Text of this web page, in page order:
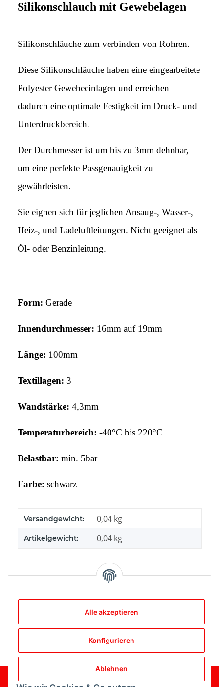
Silikonschlauch mit Gewebelagen
Silikonschläuche zum verbinden von Rohren.
Diese Silikonschläuche haben eine eingearbeitete
Polyester Gewebeeinlagen und erreichen
dadurch eine optimale Festigkeit im Druck- und
Unterdruckbereich.
Der Durchmesser ist um bis zu 3mm dehnbar,
um eine perfekte Passgenauigkeit zu
gewährleisten.
Sie eignen sich für jeglichen Ansaug-, Wasser-,
Heiz-, und Ladeluftleitungen. Nicht geeignet als
Öl- oder Benzinleitung.
Form: Gerade
Innendurchmesser: 16mm auf 19mm
Länge: 100mm
Textillagen: 3
Wandstärke: 4,3mm
Temperaturbereich: -40°C bis 220°C
Belastbar: min. 5bar
Farbe: schwarz
Produkteigenschaft
Wert
Versandgewicht: 0,04 kg
Artikelgewicht: 0,04 kg
Bewertungen
Alle akzeptieren
Konfigurieren
Ablehnen